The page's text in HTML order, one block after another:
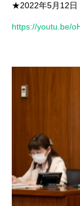
★2022年5月12
https://youtu.be/